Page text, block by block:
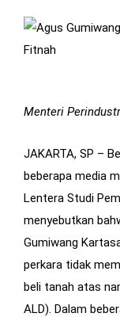
Menteri
JAKARTA, SP –
beberapa media
Lentera Studi
menyebutkan
Gumiwang
perkara tidak
beli tanah atas
ALD). Dalam